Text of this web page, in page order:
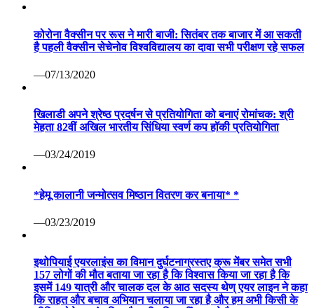
कोरोना वैक्सीन पर रूस ने मारी बाजी: सितंबर तक बाजार में आ सकती
है पहली वैक्सीन सेचेनोव विश्वविद्यालय का दावा सभी परीक्षण रहे सफल
—07/13/2020
खिलाडी अपने श्रेष्ठ प्रदर्षन से प्रतियोगिता को बनाएं रोमांचक: श्री
मेहता 82वीं अखिल भारतीय सिंधिया स्वर्ण कप हॉकी प्रतियोगिता
—03/24/2019
*हेमू कालानी जन्मोत्सव मिष्ठान वितरण कर बनाया* *
—03/23/2019
इथोपियाई एयरलाइंस का विमान दुर्घटनाग्रस्तए क्रू मेंबर समेत सभी
157 लोगों की मौत बताया जा रहा है कि विश्वास किया जा रहा है कि
इसमें 149 यात्री और चालक दल के आठ सदस्य थेण् एयर लाइन ने कहा
कि राहत और बचाव अभियान चलाया जा रहा है और हम अभी किसी के